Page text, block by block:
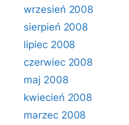
wrzesień 2008
sierpień 2008
lipiec 2008
czerwiec 2008
maj 2008
kwiecień 2008
marzec 2008